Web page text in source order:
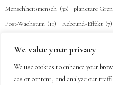
We value your privacy
We use cookies to enhance your
ads or content, and analyze our
Menschheitsmensch (30) planetare
Post-Wachstum (11) Rebound-Effekt (7)
Urgeschichte (1) Verbundenheit (34)
Übernutzung (15) Überwachung (2)